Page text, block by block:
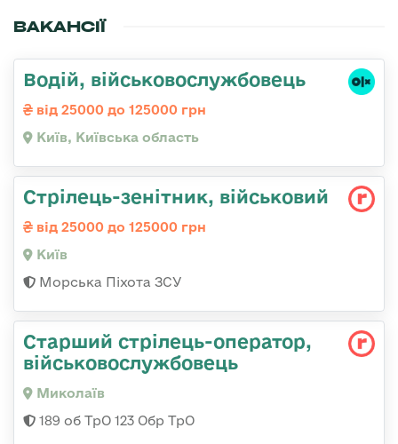
ВАКАНСІЇ
Водій, військовослужбовець
від 25000 до 125000 грн
Київ, Київська область
Стpілець-зенітник, військовий
від 25000 до 125000 грн
Київ
Морська Піхота ЗСУ
Старший стрілець-оператор,
військовослужбовець
Миколаїв
189 об ТрО 123 Обр ТрО